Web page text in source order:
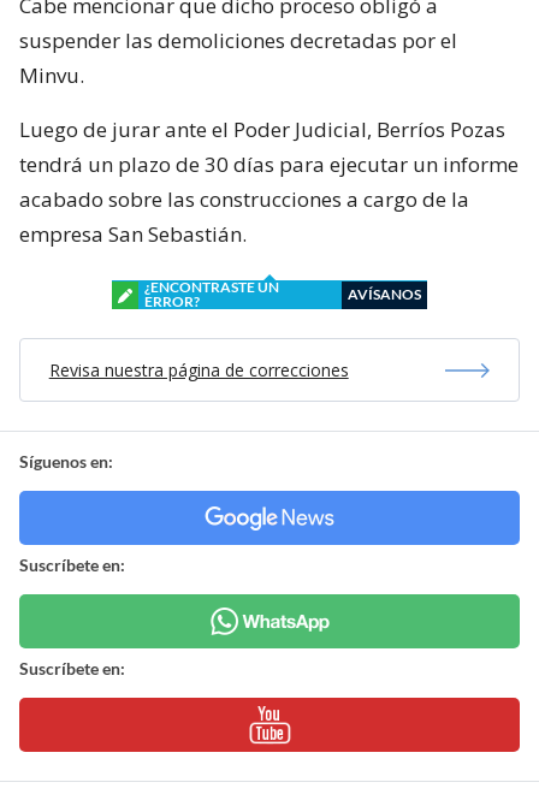
Cabe mencionar que dicho proceso obligó a
suspender las demoliciones decretadas por el
Minvu.
Luego de jurar ante el Poder Judicial, Berríos Pozas
tendrá un plazo de 30 días para ejecutar un informe
acabado sobre las construcciones a cargo de la
empresa San Sebastián.
¿ENCONTRASTE UN
ERROR?
AVÍSANOS
Revisa nuestra página de correcciones
Síguenos en:
Suscríbete en:
Suscríbete en: